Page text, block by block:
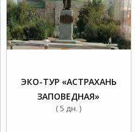
ЭКО-ТУР «АСТРАХАНЬ
ЗАПОВЕДНАЯ»
( 5 дн. )